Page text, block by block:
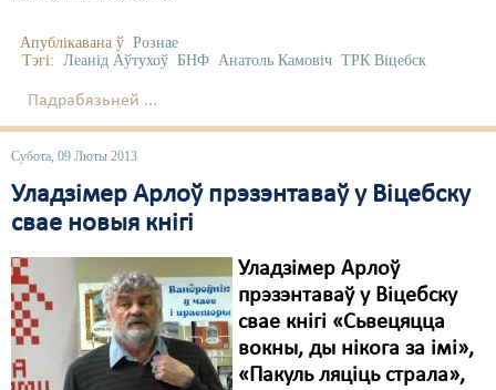
Апублікавана ў Рознае
Тэгі: Леанід Аўтухоў БНФ Анатоль Камовіч ТРК Віцебск
Падрабязьней ...
Субота, 09 Люты 2013
Уладзімер Арлоў прэзэнтаваў у Віцебску
свае новыя кнігі
Уладзімер Арлоў
прэзэнтаваў у Віцебску
свае кнігі «Сьвецяцца
вокны, ды нікога за імі»,
«Пакуль ляціць страла»,
Мігранты
Мірныя сходы
Праваабаронцы
Правы дзіцяці
Пэнітэнцыярная сыстэма
Распальваньне варожасьці
Рознае